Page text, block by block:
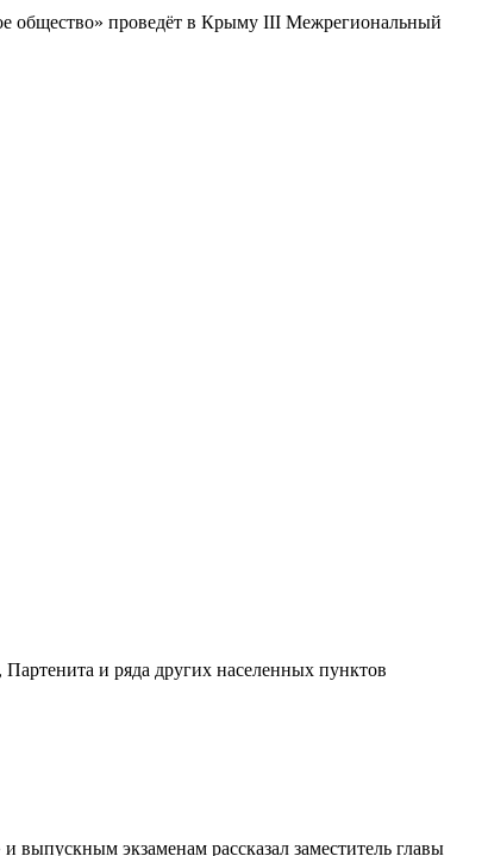
общество» проведёт в Крыму III Межрегиональный
и ряда других населенных пунктов
экзаменам рассказал заместитель главы